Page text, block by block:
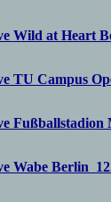
Wild at Heart
TU Campus
Wabe Berlin